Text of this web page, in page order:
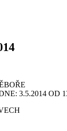
3.5.2014 OD